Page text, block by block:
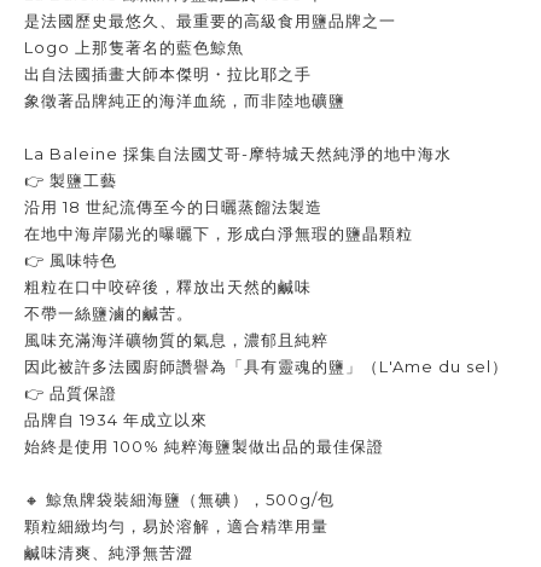
是法國歷史最悠久、最重要的高級食用鹽品牌之一
Logo 上那隻著名的藍色鯨魚
出自法國插畫大師本傑明・拉比耶之手
象徵著品牌純正的海洋血統，而非陸地礦鹽
La Baleine 採集自法國艾哥-摩特城天然純淨的地中海水
👉 製鹽工藝
沿用 18 世紀流傳至今的日曬蒸餾法製造
在地中海岸陽光的曝曬下，形成白淨無瑕的鹽晶顆粒
👉 風味特色
粗粒在口中咬碎後，釋放出天然的鹹味
不帶一絲鹽滷的鹹苦。
風味充滿海洋礦物質的氣息，濃郁且純粹
因此被許多法國廚師讚譽為「具有靈魂的鹽」（L'Ame du sel）
👉 品質保證
品牌自 1934 年成立以來
始終是使用 100% 純粹海鹽製做出品的最佳保證
🔸 鯨魚牌袋裝細海鹽（無碘），500g/包
顆粒細緻均勻，易於溶解，適合精準用量
鹹味清爽、純淨無苦澀